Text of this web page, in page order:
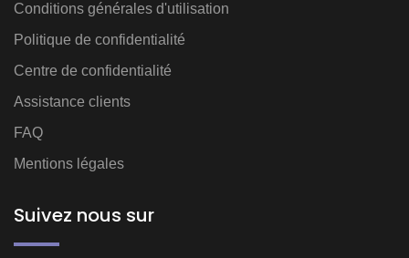
Conditions générales d'utilisation
Politique de confidentialité
Centre de confidentialité
Assistance clients
FAQ
Mentions légales
Suivez nous sur